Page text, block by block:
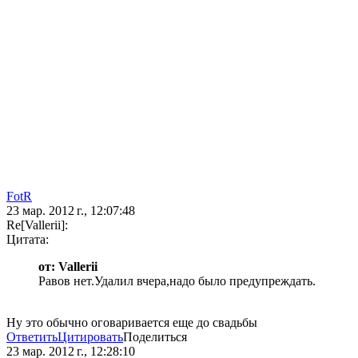
FotR
23 мар. 2012 г., 12:07:48
Re[Vallerii]:
Цитата:
от: Vallerii
Равов нет.Удалил вчера,надо было предупреждать.
Ну это обычно оговаривается еще до свадьбы
ОтветитьЦитироватьПоделиться
23 мар. 2012 г., 12:28:10